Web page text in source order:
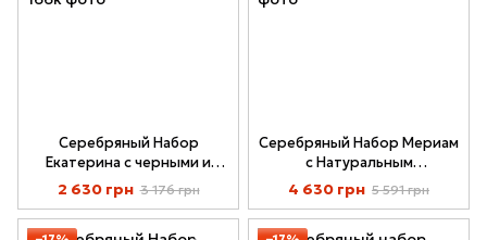
Серебряный Набор
Екатерина с черными и
белыми Фианитами 166к
2 630 грн 3 176 грн
Серебряный Набор Мериам
с Натуральным
Сердоликом 165
4 630 грн 5 591 грн